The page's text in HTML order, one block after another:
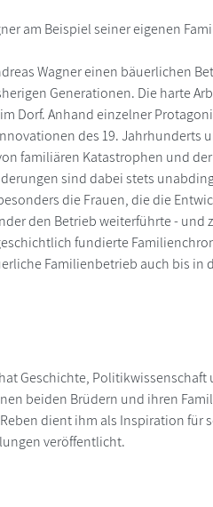
am Beispiel seiner eigenen
Wagner einen bäuerlichen
Generationen. Die harte
Dorf. Anhand einzelner
des 19. Jahrhunderts
familiären Katastrophen und
sind dabei stets
die Frauen, die die
den Betrieb weiterführte - und
fundierte
Familienbetrieb auch bis
Geschichte,
beiden Brüdern und ihren
dient ihm als Inspiration für
veröffentlicht.